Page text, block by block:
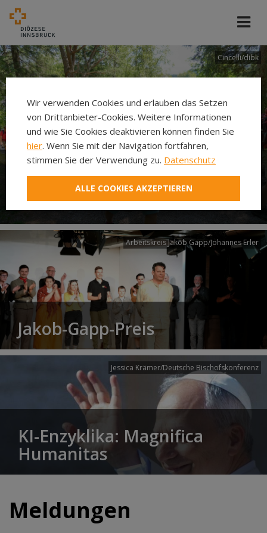
Cincelli/dibk
Neuer Pilgerweg Via
Laudato si’
Arbeitskreis Jakob Gapp/Johannes Erler
Jakob-Gapp-Preis
Jessica Krämer/Deutsche Bischofskonferenz
KI-Enzyklika: Magnifica
Humanitas
Meldungen
Wir verwenden Cookies und erlauben das Setzen
von Drittanbieter-Cookies. Weitere Informationen
und wie Sie Cookies deaktivieren können finden Sie
hier. Wenn Sie mit der Navigation fortfahren,
stimmen Sie der Verwendung zu. Datenschutz
ALLE COOKIES AKZEPTIEREN